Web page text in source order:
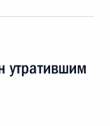
утратившим